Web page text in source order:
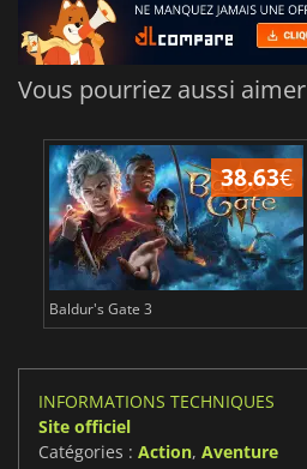
Vous pourriez aussi aimer
38.63€
Baldur's Gate 3
INFORMATIONS TECHNIQUES
Site officiel
Catégories : Action, Aventure